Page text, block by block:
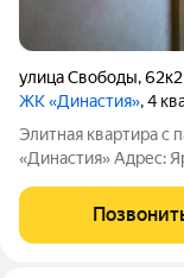
улица Свободы,62к2
ЖК «Династия», 4
Элитная квартира
«Династия» Адрес:
общей площадью
потолков 3 м,